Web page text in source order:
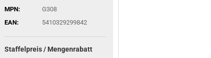
MPN:
G308
EAN:
5410329299842
Staffelpreis / Mengenrabatt